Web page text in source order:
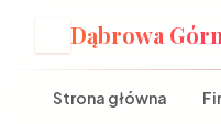
Dąbrowa
Strona główna